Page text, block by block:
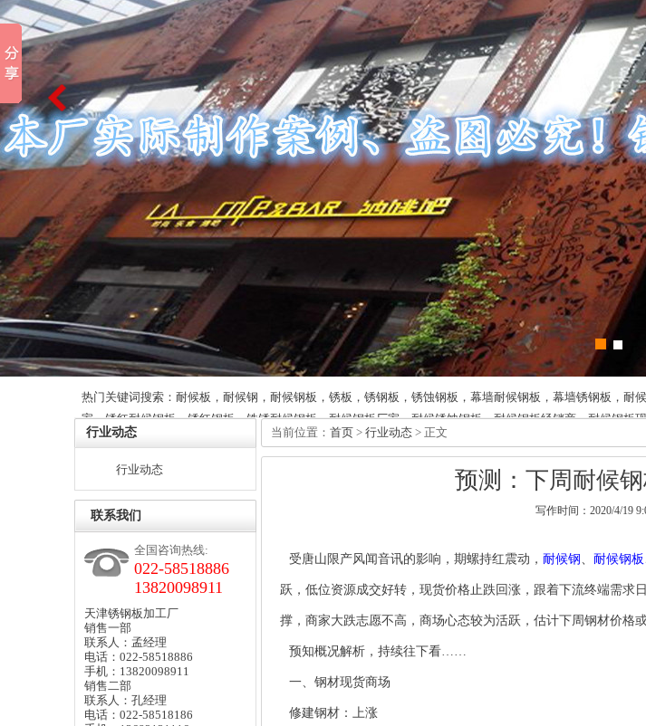
热门关键词搜索：耐候板，耐候钢，耐候钢板，锈板，锈钢板，锈蚀钢板，幕墙耐候钢板，幕墙锈钢板，耐
家，锈红耐候钢板，锈红钢板，铁锈耐候钢板，耐候钢板厂家，耐候锈蚀钢板，耐候钢板经销商，耐候钢板
行业动态
行业动态
联系我们
全国咨询热线:
022-58518886
13820098911
天津锈钢板加工厂
销售一部
联系人：孟经理
电话：022-58518886
手机：13820098911
销售二部
联系人：孔经理
电话：022-58518186
当前位置： 首页 > 行业动态 > 正文
预测：下周耐候
写作时间：2020/4/19
受唐山限产风闻音讯的影响，期螺持红震动， 耐候钢 、 耐候钢板
跃，低位资源成交好转，现货价格止跌回涨，跟着下流终端需求
撑，商家大跌志愿不高，商场心态较为活跃，估计下周钢材价格
预知概况解析，持续往下看……
一、钢材现货商场
修建钢材：上涨